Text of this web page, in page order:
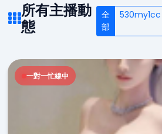
所有主播動
態
全
部
530my1cc
一對一忙線中